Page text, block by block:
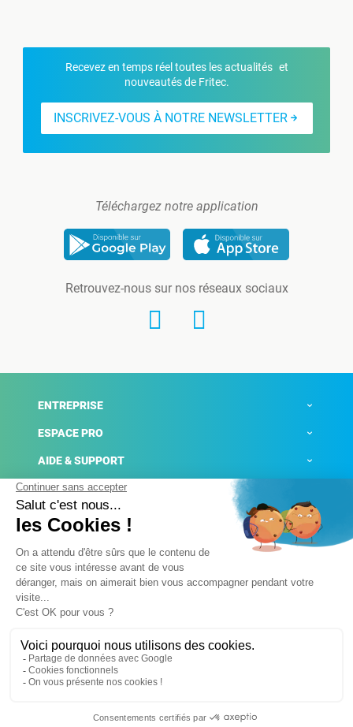
Recevez en temps réel toutes les actualités et
nouveautés de Fritec.
INSCRIVEZ-VOUS À NOTRE NEWSLETTER
Téléchargez notre application
Retrouvez-nous sur nos réseaux sociaux
ENTREPRISE
ESPACE PRO
AIDE & SUPPORT
ACTUALITÉS
Mentions légales
Conditions générales de ventes
Plateforme de signalement